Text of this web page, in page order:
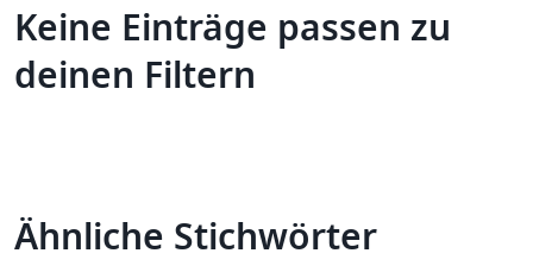
Keine Einträge passen zu
deinen Filtern
Ähnliche Stichwörter